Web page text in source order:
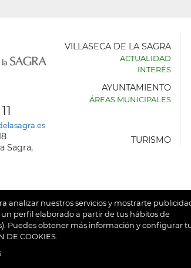
analizar nuestros servicios y mostrarte
perfil elaborado a partir de tus hábitos de
Puedes obtener más información y configurar
DE COOKIES.
Sagra,
AYUNTAMIENTO
VILLASECA DE LA SAGRA
ACTUALIDAD
INTERÉS
AYUNTAMIENTO
ÁREAS MUNICIPALES
TURISMO
SubFooter
© 2026 Ayuntamiento de Villaseca de